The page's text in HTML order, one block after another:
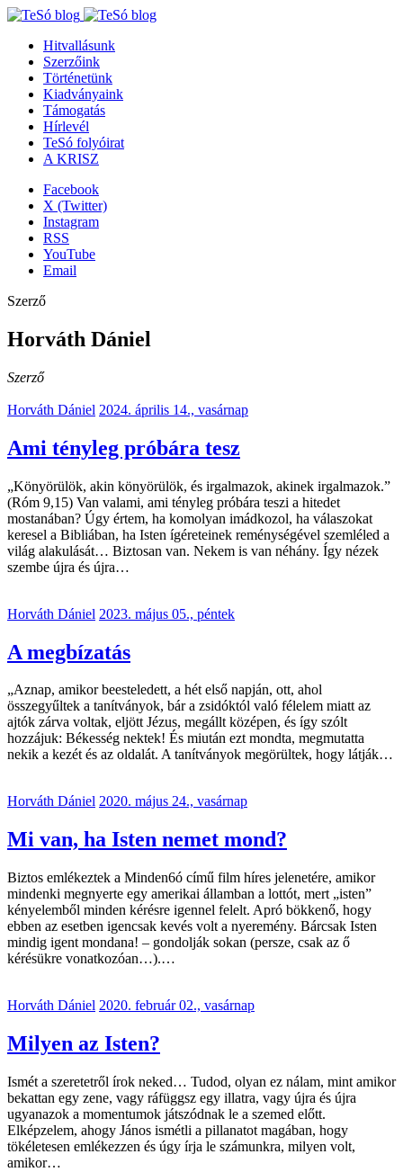
Hitvallásunk
Szerzőink
Történetünk
Kiadványaink
Támogatás
Hírlevél
TeSó folyóirat
A KRISZ
Facebook
X (Twitter)
Instagram
RSS
YouTube
Email
Szerző
Horváth Dániel
Szerző
Horváth Dániel 2024. április 14., vasárnap
Ami tényleg próbára tesz
„Könyörülök, akin könyörülök, és irgalmazok, akinek irgalmazok.”
(Róm 9,15) Van valami, ami tényleg próbára teszi a hitedet
mostanában? Úgy értem, ha komolyan imádkozol, ha válaszokat
keresel a Bibliában, ha Isten ígéreteinek reménységével szemléled a
világ alakulását… Biztosan van. Nekem is van néhány. Így nézek
szembe újra és újra…
Horváth Dániel 2023. május 05., péntek
A megbízatás
„Aznap, amikor beesteledett, a hét első napján, ott, ahol
összegyűltek a tanítványok, bár a zsidóktól való félelem miatt az
ajtók zárva voltak, eljött Jézus, megállt középen, és így szólt
hozzájuk: Békesség nektek! És miután ezt mondta, megmutatta
nekik a kezét és az oldalát. A tanítványok megörültek, hogy látják…
Horváth Dániel 2020. május 24., vasárnap
Mi van, ha Isten nemet mond?
Biztos emlékeztek a Minden6ó című film híres jelenetére, amikor
mindenki megnyerte egy amerikai államban a lottót, mert „isten”
kényelemből minden kérésre igennel felelt. Apró bökkenő, hogy
ebben az esetben igencsak kevés volt a nyeremény. Bárcsak Isten
mindig igent mondana! – gondolják sokan (persze, csak az ő
kérésükre vonatkozóan…).…
Horváth Dániel 2020. február 02., vasárnap
Milyen az Isten?
Ismét a szeretetről írok neked… Tudod, olyan ez nálam, mint amikor
bekattan egy zene, vagy ráfüggsz egy illatra, vagy újra és újra
ugyanazok a momentumok játszódnak le a szemed előtt.
Elképzelem, ahogy János ismétli a pillanatot magában, hogy
tökéletesen emlékezzen és úgy írja le számunkra, milyen volt,
amikor…